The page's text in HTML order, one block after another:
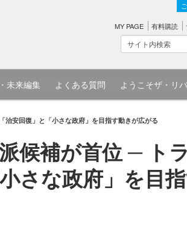
MY PAGE 有料購読
未来編集 よくある質問 ようこそザ・リ
安回復」と「小さな政府」を目指す動きが広がる
候補が首位 ─ ト
さな政府」を目